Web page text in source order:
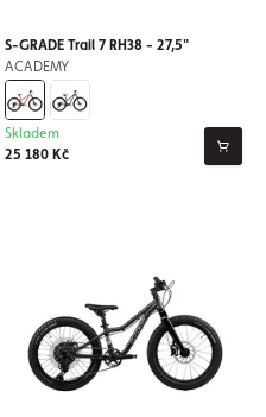
S-GRADE Trail 7 RH38 - 27,5"
ACADEMY
25 180 Kč
Skladem